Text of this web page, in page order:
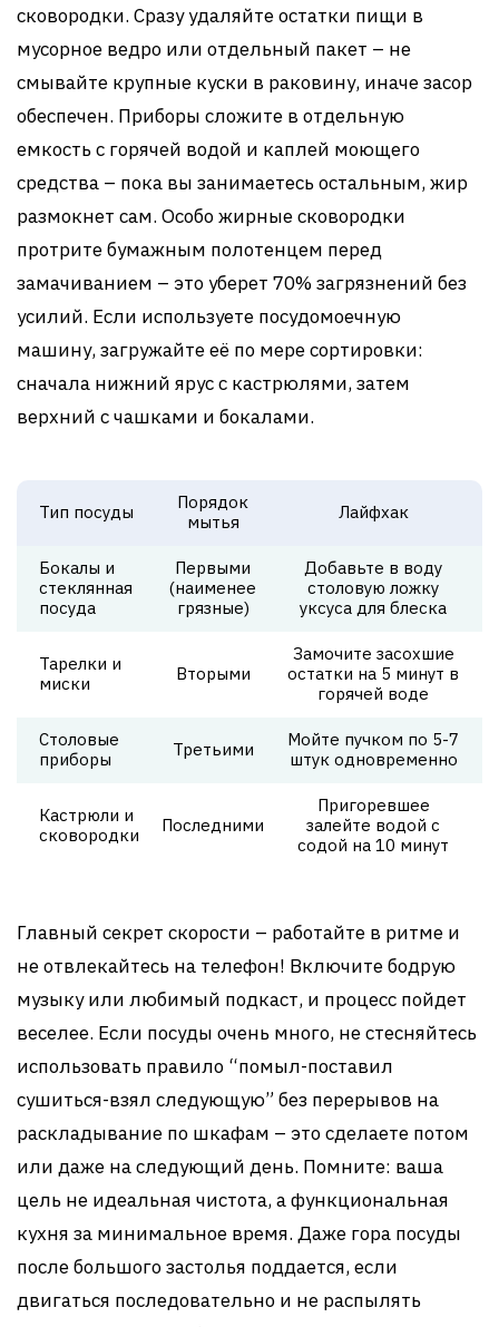
сковородки. Сразу удаляйте остатки пищи в
мусорное ведро или отдельный пакет – не
смывайте крупные куски в раковину, иначе засор
обеспечен. Приборы сложите в отдельную
емкость с горячей водой и каплей моющего
средства – пока вы занимаетесь остальным, жир
размокнет сам. Особо жирные сковородки
протрите бумажным полотенцем перед
замачиванием – это уберет 70% загрязнений без
усилий. Если используете посудомоечную
машину, загружайте её по мере сортировки:
сначала нижний ярус с кастрюлями, затем
верхний с чашками и бокалами.
Тип посуды
Порядок
мытья
Лайфхак
Бокалы и
стеклянная
посуда
Первыми
(наименее
грязные)
Добавьте в воду
столовую ложку
уксуса для блеска
Тарелки и
миски
Вторыми
Замочите засохшие
остатки на 5 минут в
горячей воде
Столовые
приборы
Третьими
Мойте пучком по 5-7
штук одновременно
Кастрюли и
сковородки
Последними
Пригоревшее
залейте водой с
содой на 10 минут
Главный секрет скорости – работайте в ритме и
не отвлекайтесь на телефон! Включите бодрую
музыку или любимый подкаст, и процесс пойдет
веселее. Если посуды очень много, не стесняйтесь
использовать правило “помыл-поставил
сушиться-взял следующую” без перерывов на
раскладывание по шкафам – это сделаете потом
или даже на следующий день. Помните: ваша
цель не идеальная чистота, а функциональная
кухня за минимальное время. Даже гора посуды
после большого застолья поддается, если
двигаться последовательно и не распылять